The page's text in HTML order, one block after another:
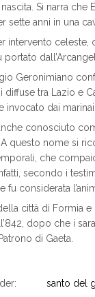
Si narra
sette anni in una
intervento
portato
Geronimiano
diffuse tra Lazio e
invocato dai
conosciuto
questo nome si
che
secondo i
fu considerata
città di Formia
dopo che i
di Gaeta.
santo del